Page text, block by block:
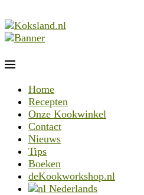
Home
Recepten
Onze Kookwinkel
Contact
Nieuws
Tips
Boeken
deKookworkshop.nl
Nederlands